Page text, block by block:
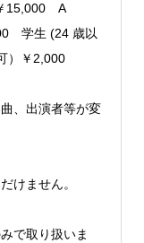
15,000 A
学生 (24 歳以
）￥2,000
、出演者等が変
けません。
で取り扱いま